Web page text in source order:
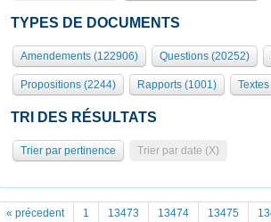
TYPES DE DOCUMENTS
Amendements (122906) Questions (20252)
Propositions (2244) Rapports (1001)
TRI DES RÉSULTATS
Trier par pertinence Trier par date (X)
« précedent 1 13473 13474 13475